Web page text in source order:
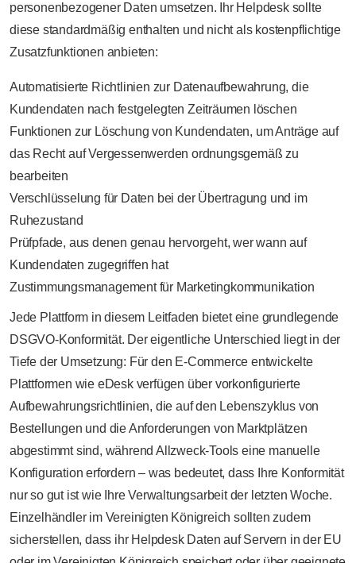
personenbezogener Daten umsetzen. Ihr Helpdesk sollte
diese standardmäßig enthalten und nicht als kostenpflichtige
Zusatzfunktionen anbieten:
Automatisierte Richtlinien zur Datenaufbewahrung, die
Kundendaten nach festgelegten Zeiträumen löschen
Funktionen zur Löschung von Kundendaten, um Anträge auf
das Recht auf Vergessenwerden ordnungsgemäß zu
bearbeiten
Verschlüsselung für Daten bei der Übertragung und im
Ruhezustand
Prüfpfade, aus denen genau hervorgeht, wer wann auf
Kundendaten zugegriffen hat
Zustimmungsmanagement für Marketingkommunikation
Jede Plattform in diesem Leitfaden bietet eine grundlegende
DSGVO-Konformität. Der eigentliche Unterschied liegt in der
Tiefe der Umsetzung: Für den E-Commerce entwickelte
Plattformen wie eDesk verfügen über vorkonfigurierte
Aufbewahrungsrichtlinien, die auf den Lebenszyklus von
Bestellungen und die Anforderungen von Marktplätzen
abgestimmt sind, während Allzweck-Tools eine manuelle
Konfiguration erfordern – was bedeutet, dass Ihre Konformität
nur so gut ist wie Ihre Verwaltungsarbeit der letzten Woche.
Einzelhändler im Vereinigten Königreich sollten zudem
sicherstellen, dass ihr Helpdesk Daten auf Servern in der EU